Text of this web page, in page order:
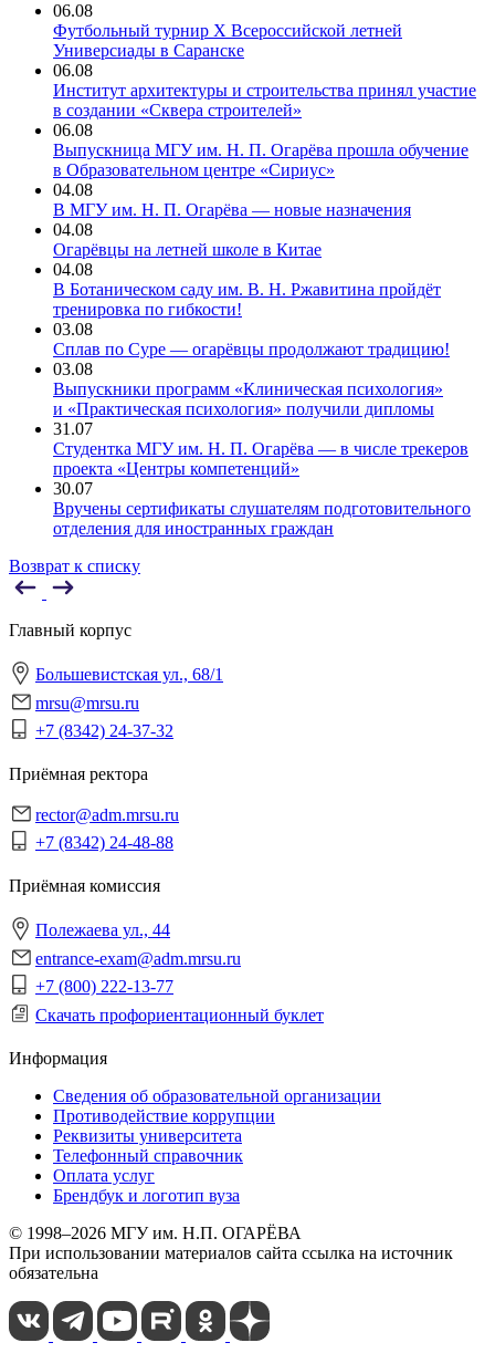
06.08
Футбольный турнир X Всероссийской летней
Универсиады в Саранске
06.08
Институт архитектуры и строительства принял участие
в создании «Сквера строителей»
06.08
Выпускница МГУ им. Н. П. Огарёва прошла обучение
в Образовательном центре «Сириус»
04.08
В МГУ им. Н. П. Огарёва — новые назначения
04.08
Огарёвцы на летней школе в Китае
04.08
В Ботаническом саду им. В. Н. Ржавитина пройдёт
тренировка по гибкости!
03.08
Сплав по Суре — огарёвцы продолжают традицию!
03.08
Выпускники программ «Клиническая психология»
и «Практическая психология» получили дипломы
31.07
Студентка МГУ им. Н. П. Огарёва — в числе трекеров
проекта «Центры компетенций»
30.07
Вручены сертификаты слушателям подготовительного
отделения для иностранных граждан
Возврат к списку
Главный корпус
Большевистская ул., 68/1
mrsu@mrsu.ru
+7 (8342) 24-37-32
Приёмная ректора
rector@adm.mrsu.ru
+7 (8342) 24-48-88
Приёмная комиссия
Полежаева ул., 44
entrance-exam@adm.mrsu.ru
+7 (800) 222-13-77
Скачать профориентационный буклет
Информация
Сведения об образовательной организации
Противодействие коррупции
Реквизиты университета
Телефонный справочник
Оплата услуг
Брендбук и логотип вуза
© 1998–2026 МГУ им. Н.П. ОГАРЁВА
При использовании материалов сайта ссылка на источник
обязательна